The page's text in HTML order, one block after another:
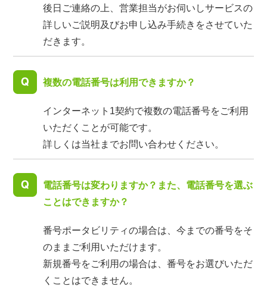
後日ご連絡の上、営業担当がお伺いしサービスの
詳しいご説明及びお申し込み手続きをさせていた
だきます。
複数の電話番号は利用できますか？
インターネット1契約で複数の電話番号をご利用
いただくことが可能です。
詳しくは当社までお問い合わせください。
電話番号は変わりますか？また、電話番号を選ぶ
ことはできますか？
番号ポータビリティの場合は、今までの番号をそ
のままご利用いただけます。
新規番号をご利用の場合は、番号をお選びいただ
くことはできません。